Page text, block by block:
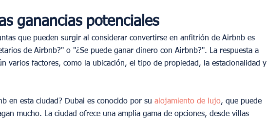
ganancias potenciales
que pueden surgir al considerar convertirse en anfitrión de Airbnb es
de Airbnb?" o "¿Se puede ganar dinero con Airbnb?". La respuesta a
varios factores, como la ubicación, el tipo de propiedad, la estacionalidad y
en esta ciudad? Dubai es conocido por su alojamiento de lujo, que puede
mucho. La ciudad ofrece una amplia gama de opciones, desde villas